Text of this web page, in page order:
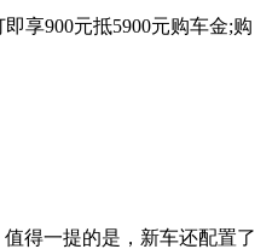
享900元抵5900元购车金;购
得一提的是，新车还配置了